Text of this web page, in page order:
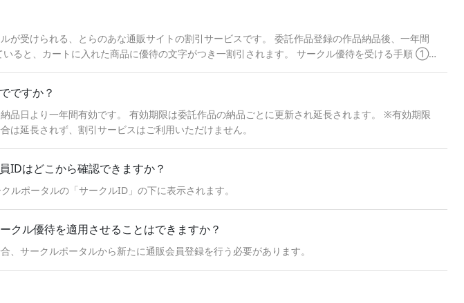
が受けられる、とらのあな通販サイトの割引サービスです。 委託作品登録の作品納品後、一年間
ると、カートに入れた商品に優待の文字がつき一割引されます。 サークル優待を受ける手順 ①
ル優待通販会員登録で設定したパスワードでとらのあな通販サイトへログイン ※納品処理後、1
ります。 優待が適用されている場合は、商品をカートにいれると優待の文字と一割引された値段
いない状態で購入された場合、商品の返品や差額の返金は対応致し兼ねます。優待が適用されて
ですか？
品日より一年間有効です。 有効期限は委託作品の納品ごとに更新され延長されます。 ※有効期限
は延長されず、割引サービスはご利用いただけません。
はどこから確認できますか？
ルポータルの「サークルID」の下に表示されます。
ル優待を適用させることはできますか？
、サークルポータルから新たに通販会員登録を行う必要があります。